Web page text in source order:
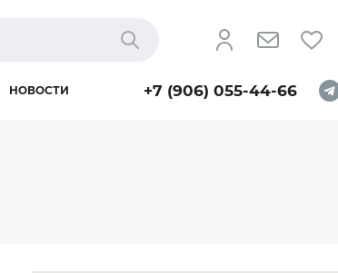
Найти
НОВОСТИ +7 (906) 055-44-66